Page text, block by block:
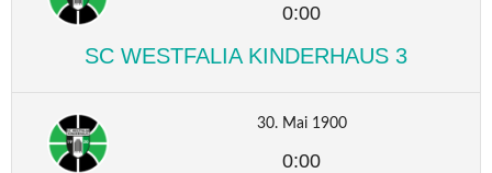
0:00
SC WESTFALIA KINDERHAUS 3
30. Mai 1900
0:00